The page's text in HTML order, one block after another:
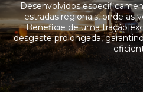
Desenvolvidos
estradas regionais, onde as
Beneficie de uma tração
desgaste prolongada,